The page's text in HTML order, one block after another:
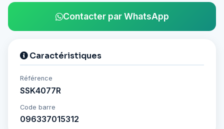
Contacter par WhatsApp
Caractéristiques
Référence
SSK4077R
Code barre
096337015312